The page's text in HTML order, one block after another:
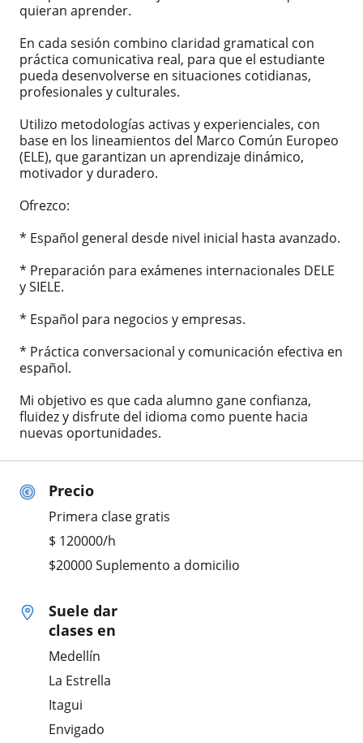
Precio
Primera clase gratis
$ 120000/h
$20000 Suplemento a domicilio
Suele dar
clases en
Medellín
La Estrella
Itagui
Envigado
quieran aprender.
En cada sesión combino claridad gramatical con
práctica comunicativa real, para que el estudiante
pueda desenvolverse en situaciones cotidianas,
profesionales y culturales.
Utilizo metodologías activas y experienciales, con
base en los lineamientos del Marco Común Europeo
(ELE), que garantizan un aprendizaje dinámico,
motivador y duradero.
Ofrezco:
* Español general desde nivel inicial hasta avanzado.
* Preparación para exámenes internacionales DELE
y SIELE.
* Español para negocios y empresas.
* Práctica conversacional y comunicación efectiva en
español.
Mi objetivo es que cada alumno gane confianza,
fluidez y disfrute del idioma como puente hacia
nuevas oportunidades.